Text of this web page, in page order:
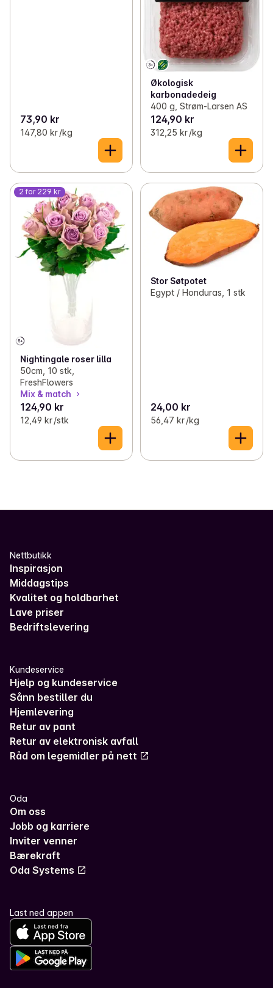
73,90 kr
147,80 kr /kg
Økologisk
karbonadedeig
400 g, Strøm-Larsen AS
124,90 kr
312,25 kr /kg
2 for 229 kr
Nightingale roser lilla
50cm, 10 stk,
FreshFlowers
Mix & match
124,90 kr
12,49 kr /stk
Stor Søtpotet
Egypt / Honduras, 1 stk
24,00 kr
56,47 kr /kg
Nettbutikk
Inspirasjon
Middagstips
Kvalitet og holdbarhet
Lave priser
Bedriftslevering
Kundeservice
Hjelp og kundeservice
Sånn bestiller du
Hjemlevering
Retur av pant
Retur av elektronisk avfall
Råd om legemidler på nett
Oda
Om oss
Jobb og karriere
Inviter venner
Bærekraft
Oda Systems
Last ned appen